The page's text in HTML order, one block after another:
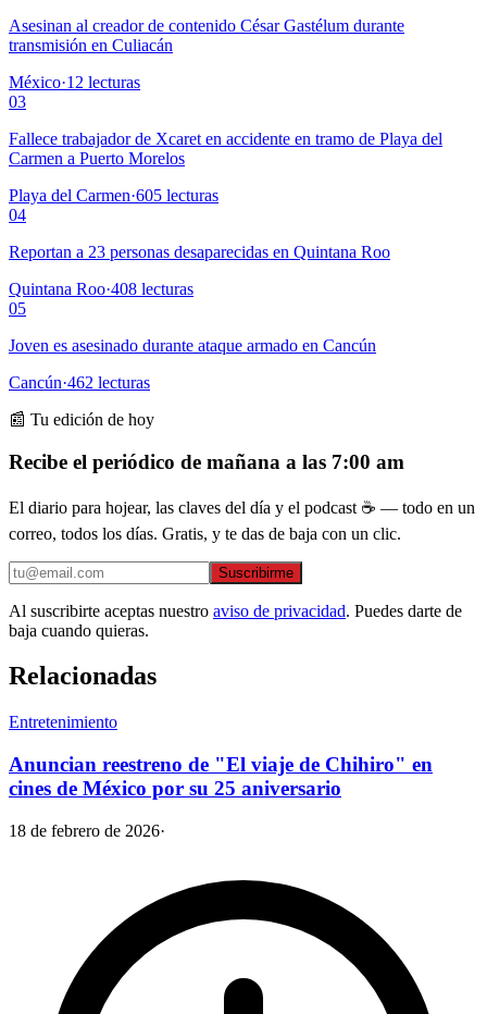
Asesinan al creador de contenido César Gastélum durante
transmisión en Culiacán
México·12 lecturas
03
Fallece trabajador de Xcaret en accidente en tramo de Playa del
Carmen a Puerto Morelos
Playa del Carmen·605 lecturas
04
Reportan a 23 personas desaparecidas en Quintana Roo
Quintana Roo·408 lecturas
05
Joven es asesinado durante ataque armado en Cancún
Cancún·462 lecturas
📰 Tu edición de hoy
Recibe el periódico de mañana a las 7:00 am
El diario para hojear, las claves del día y el podcast ☕ — todo en un
correo, todos los días. Gratis, y te das de baja con un clic.
Suscribirme
Al suscribirte aceptas nuestro aviso de privacidad. Puedes darte de
baja cuando quieras.
Relacionadas
Entretenimiento
Anuncian reestreno de "El viaje de Chihiro" en
cines de México por su 25 aniversario
18 de febrero de 2026·